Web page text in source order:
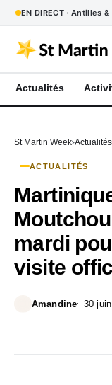
EN DIRECT · Antilles
Actualités
St Martin Week Actualités
ACTUALITÉS
mardi
visite
Amandine 30